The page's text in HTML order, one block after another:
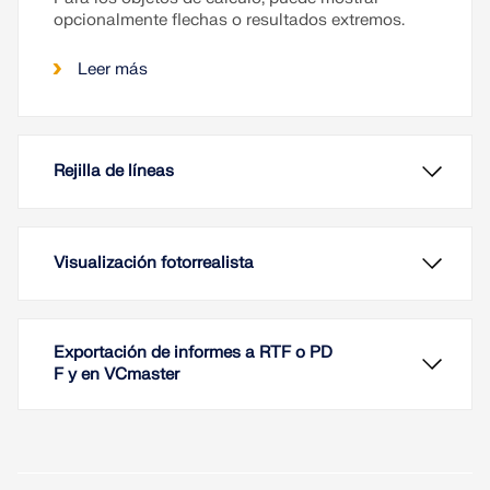
opcionalmente flechas o resultados extremos.
Leer más
Rejilla de líneas
Visualización fotorrealista
Exportación de informes a RTF o PD
F y en VCmaster